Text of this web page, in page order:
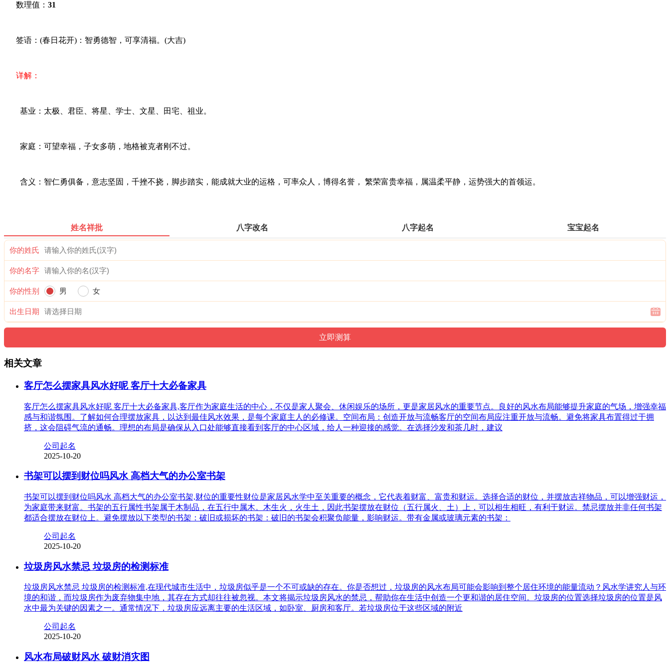
数理值： 31
签语：(春日花开)：智勇德智，可享清福。(大吉)
详解：
基业：太极、君臣、将星、学士、文星、田宅、祖业。
家庭：可望幸福，子女多萌，地格被克者刚不过。
含义：智仁勇俱备，意志坚固，千挫不挠，脚步踏实，能成就大业的运格，可率众人，博得名誉， 繁荣富贵幸福，属温柔平静，运势强大的首领运。
姓名祥批 八字改名 八字起名 宝宝起名
你的姓氏
你的名字
你的性别 男 女
出生日期
相关文章
客厅怎么摆家具风水好呢 客厅十大必备家具
客厅怎么摆家具风水好呢 客厅十大必备家具,客厅作为家庭生活的中心，不仅是家人聚会、休闲娱乐的场所，更是家居风水的重要节点。良好的风水布局能够提升家庭的气场，增强幸福
感与和谐氛围。了解如何合理摆放家具，以达到最佳风水效果，是每个家庭主人的必修课。空间布局：创造开放与流畅客厅的空间布局应注重开放与流畅。避免将家具布置得过于拥
挤，这会阻碍气流的通畅。理想的布局是确保从入口处能够直接看到客厅的中心区域，给人一种迎接的感觉。在选择沙发和茶几时，建议
公司起名
2025-10-20
书架可以摆到财位吗风水 高档大气的办公室书架
书架可以摆到财位吗风水 高档大气的办公室书架,财位的重要性财位是家居风水学中至关重要的概念，它代表着财富、富贵和财运。选择合适的财位，并摆放吉祥物品，可以增强财运，
为家庭带来财富。书架的五行属性书架属于木制品，在五行中属木。木生火，火生土，因此书架摆放在财位（五行属火、土）上，可以相生相旺，有利于财运。禁忌摆放并非任何书架
都适合摆放在财位上。避免摆放以下类型的书架：破旧或损坏的书架：破旧的书架会积聚负能量，影响财运。带有金属或玻璃元素的书架：
公司起名
2025-10-20
垃圾房风水禁忌 垃圾房的检测标准
垃圾房风水禁忌 垃圾房的检测标准,在现代城市生活中，垃圾房似乎是一个不可或缺的存在。你是否想过，垃圾房的风水布局可能会影响到整个居住环境的能量流动？风水学讲究人与环
境的和谐，而垃圾房作为废弃物集中地，其存在方式却往往被忽视。本文将揭示垃圾房风水的禁忌，帮助你在生活中创造一个更和谐的居住空间。垃圾房的位置选择垃圾房的位置是风
水中最为关键的因素之一。通常情况下，垃圾房应远离主要的生活区域，如卧室、厨房和客厅。若垃圾房位于这些区域的附近
公司起名
2025-10-20
风水布局破财风水 破财消灾图